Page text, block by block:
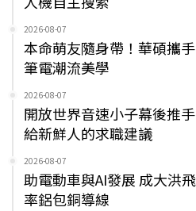
2026-08-07
本命萌友隨身帶！華碩攜
筆電潮流美學
2026-08-07
開放世界音速小子幕後推
給新鮮人的求職建議
2026-08-07
助電動車與AI發展 成大洪
率鋁包銅導線